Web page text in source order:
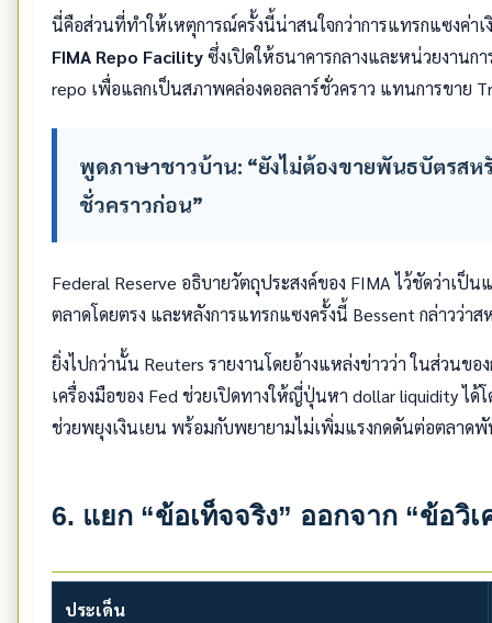
นี่คือส่วนที่ทำให้เหตุการณ์ครั้งนี้น่าสนใจกว่าการแทรกแซงค่าเ
FIMA Repo Facilityซึ่งเปิดให้ธนาคารกลางและหน่วยงานก
repo เพื่อแลกเป็นสภาพคล่องดอลลาร์ชั่วคราว แทนการขาย
พูดภาษาชาวบ้าน: “ยังไม่ต้องขายพันธบัตรสห
ชั่วคราวก่อน”
Federal Reserve อธิบายวัตถุประสงค์ของ FIMA ไว้ชัดว่าเป็
ตลาดโดยตรง และหลังการแทรกแซงครั้งนี้ Bessent กล่าวว่
ยิ่งไปกว่านั้น Reuters รายงานโดยอ้างแหล่งข่าวว่า ในส่วนขอ
เครื่องมือของ Fed ช่วยเปิดทางให้ญี่ปุ่นหา dollar liquidity ไ
ช่วยพยุงเงินเยน พร้อมกับพยายามไม่เพิ่มแรงกดดันต่อตลาด
6. แยก “ข้อเท็จจริง” ออกจาก “ข้อวิเ
ประเด็น